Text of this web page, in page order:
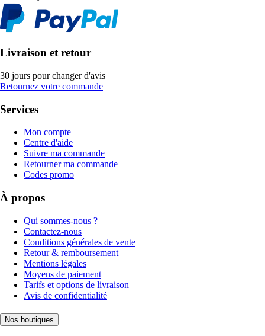
Livraison et retour
30 jours pour changer d'avis
Retournez votre commande
Services
Mon compte
Centre d'aide
Suivre ma commande
Retourner ma commande
Codes promo
À propos
Qui sommes-nous ?
Contactez-nous
Conditions générales de vente
Retour & remboursement
Mentions légales
Moyens de paiement
Tarifs et options de livraison
Avis de confidentialité
Nos boutiques